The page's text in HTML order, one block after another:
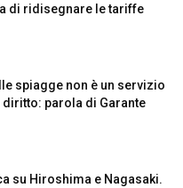
di ridisegnare le tariffe
spiagge non è un servizio
diritto: parola di Garante
su Hiroshima e Nagasaki.